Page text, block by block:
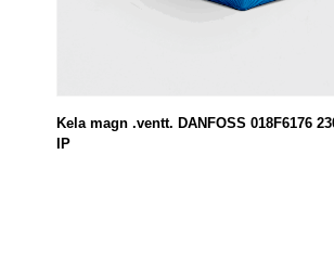
Kela magn .ventt. DANFOSS 018F6176
IP